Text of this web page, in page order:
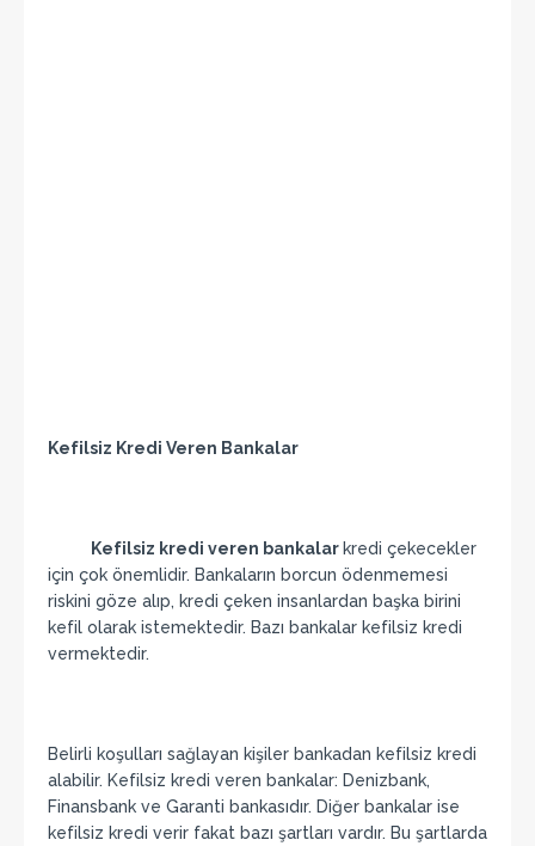
Kefilsiz Kredi Veren Bankalar
Kefilsiz kredi veren bankalarkredi çekecekler
için çok önemlidir. Bankaların borcun ödenmemesi
riskini göze alıp, kredi çeken insanlardan başka birini
kefil olarak istemektedir. Bazı bankalar kefilsiz kredi
vermektedir.
Belirli koşulları sağlayan kişiler bankadan kefilsiz kredi
alabilir. Kefilsiz kredi veren bankalar: Denizbank,
Finansbank ve Garanti bankasıdır. Diğer bankalar ise
kefilsiz kredi verir fakat bazı şartları vardır. Bu şartlarda